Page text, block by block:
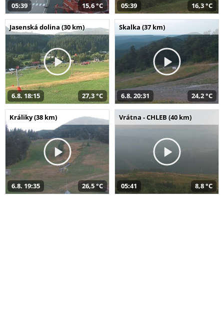
05:39 15,6 °C 05:39 16,3 °C
Jasenská dolina (30 km)
6.8. 18:15 27,3 °C
Skalka (37 km)
6.8. 20:31 24,2 °C
Králiky (38 km)
6.8. 19:35 26,5 °C
Vrátna - CHLEB (40 km)
05:41 8,8 °C